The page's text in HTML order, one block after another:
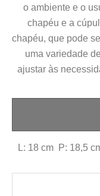
o ambiente e o
chapéu e a
chapéu, que pode
uma variedade
ajustar às
L: 18 cm P: 18,5